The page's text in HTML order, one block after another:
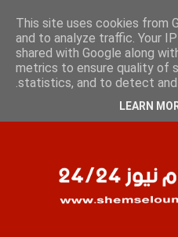
This site uses cookies from
and to analyze traffic. Your
shared with Google along
metrics to ensure quality of
statistics, and to detect and
LEARN